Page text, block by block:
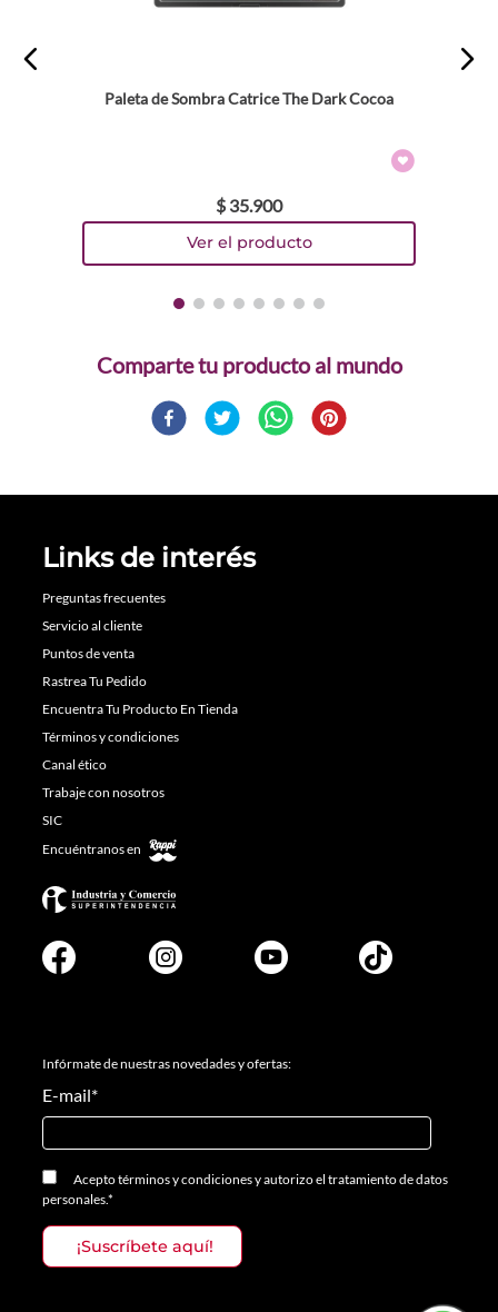
Paleta de Sombra Catrice The Dark Cocoa
$ 35.900
Comparte
Links de interés
Preguntas frecuentes
Servicio al cliente
Puntos de venta
Rastrea Tu Pedido
Encuentra Tu Producto En Tienda
Términos y condiciones
Canal ético
Trabaje con nosotros
SIC
Encuéntranos en
Infórmate de nuestras novedades y ofertas:
E-mail*
Aceptotérminos y condicionesyautorizo el tratamiento de datos
personales.*